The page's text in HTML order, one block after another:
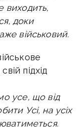
виходить,
доки
військовий.
підхід
усе, що від
Усі, на усіх